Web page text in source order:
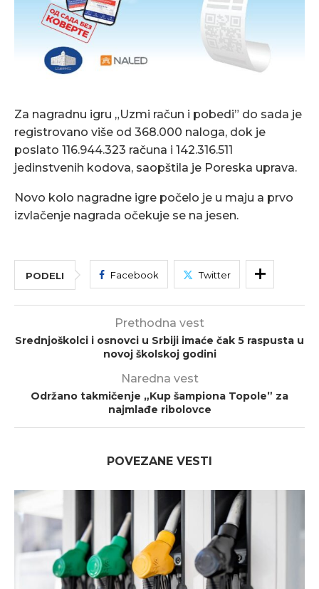
Za nagradnu igru „Uzmi račun i pobedi” do sada je
registrovano više od 368.000 naloga, dok je
poslato 116.944.323 računa i 142.316.511
jedinstvenih kodova, saopštila je Poreska uprava.
Novo kolo nagradne igre počelo je u maju a prvo
izvlačenje nagrada očekuje se na jesen.
PODELI Facebook Twitter
Prethodna vest
Srednjoškolci i osnovci u Srbiji imaće čak 5 raspusta u
novoj školskoj godini
Naredna vest
Održano takmičenje „Kup šampiona Topole” za
najmlađe ribolovce
POVEZANE VESTI